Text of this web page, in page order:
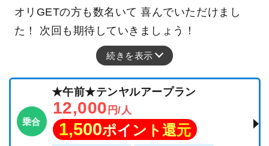
オリGETの方も数名いて 喜んでいただけまし
た！ 次回も期待していきましょう！
続きを表示
乗合
★午前★テンヤルアープラン
12,000 円/人
1,500ポイント還元